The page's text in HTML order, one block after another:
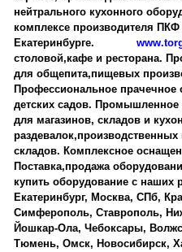
нейтрального кухонного
комплексе производителя
Екатеринбурге.
столовой,кафе и ресторана.
для общепита,пищевых
Профессиональное прачечное
детских садов.
для магазинов, складов и
складов. Комплексное
Поставка,продажа
купить оборудование с наших
Екатеринбург, Москва, СПб,
Симферополь, Ставрополь,
Йошкар-Ола, Чебоксары,
Тюмень, Омск, Новосибирск,